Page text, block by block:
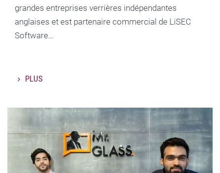
grandes entreprises verrières indépendantes
anglaises et est partenaire commercial de LiSEC
Software…
PLUS